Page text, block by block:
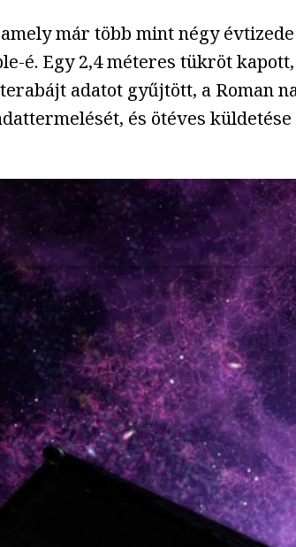
már több mint négy
é. Egy 2,4 méteres tükröt
adatot gyűjtött, a Roman
és ötéves